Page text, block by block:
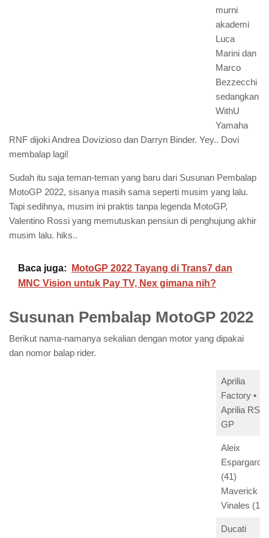
murni
akademi
Luca
Marini dan
Marco
Bezzecchi
sedangkan
WithU
Yamaha
RNF dijoki Andrea Dovizioso dan Darryn Binder. Yey.. Dovi
membalap lagi!
Sudah itu saja teman-teman yang baru dari Susunan Pembalap
MotoGP 2022, sisanya masih sama seperti musim yang lalu.
Tapi sedihnya, musim ini praktis tanpa legenda MotoGP,
Valentino Rossi yang memutuskan pensiun di penghujung akhir
musim lalu. hiks..
Baca juga:
MotoGP 2022 Tayang di Trans7 dan
MNC Vision untuk Pay TV, Nex gimana nih?
Susunan Pembalap MotoGP 2022
Berikut nama-namanya sekalian dengan motor yang dipakai
dan nomor balap rider.
Aprilia
Factory •
Aprilia RS-
GP
Aleix
Espargaro
(41)
Maverick
Vinales (12)
Ducati